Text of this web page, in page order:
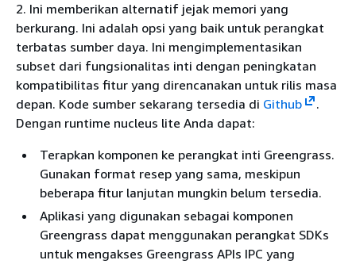
2. Ini memberikan alternatif jejak memori yang
berkurang. Ini adalah opsi yang baik untuk perangkat
terbatas sumber daya. Ini mengimplementasikan
subset dari fungsionalitas inti dengan peningkatan
kompatibilitas fitur yang direncanakan untuk rilis masa
depan. Kode sumber sekarang tersedia di Github
.
Dengan runtime nucleus lite Anda dapat:
Terapkan komponen ke perangkat inti Greengrass.
Gunakan format resep yang sama, meskipun
beberapa fitur lanjutan mungkin belum tersedia.
Aplikasi yang digunakan sebagai komponen
Greengrass dapat menggunakan perangkat SDKs
untuk mengakses Greengrass APIs IPC yang